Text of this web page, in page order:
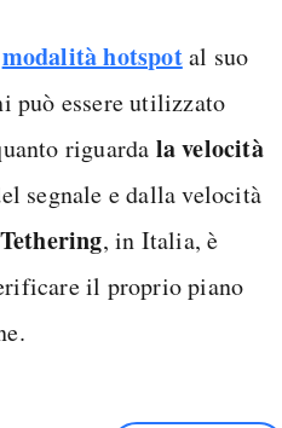
modalità hotspotal suo
può essere utilizzato
riguarda la velocità
segnale e dalla velocità
, in Italia, è
il proprio piano